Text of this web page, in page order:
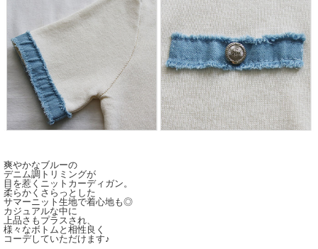
爽やかなブルーの
デニム調トリミングが
目を惹くニットカーディガン。
柔らかくさらっとした
サマーニット生地で着心地も◎
カジュアルな中に
上品さもプラスされ、
様々なボトムと相性良く
コーデしていただけます♪